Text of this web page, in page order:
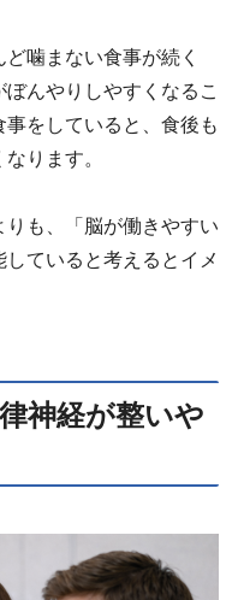
噛まない食事が続く
んやりしやすくなるこ
をしていると、食後も
ります。
も、「脳が働きやすい
ていると考えるとイメ
神経が整いや